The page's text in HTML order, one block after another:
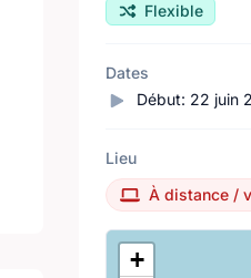
Flexible
Dates
Début: 22 juin
Lieu
À distance /
Lieu
+